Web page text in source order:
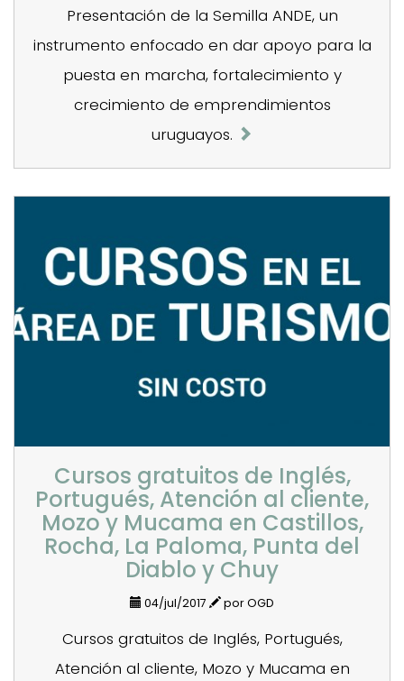
Presentación de la Semilla ANDE, un
instrumento enfocado en dar apoyo para la
puesta en marcha, fortalecimiento y
crecimiento de emprendimientos
uruguayos.
Cursos gratuitos de Inglés,
Portugués, Atención al cliente,
Mozo y Mucama en Castillos,
Rocha, La Paloma, Punta del
Diablo y Chuy
04/jul/2017 por OGD
Cursos gratuitos de Inglés, Portugués,
Atención al cliente, Mozo y Mucama en